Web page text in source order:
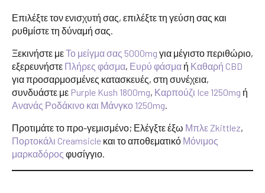
Επιλέξτε τον ενισχυτή σας, επιλέξτε τη γεύση σας και
ρυθμίστε τη δύναμή σας.
Ξεκινήστε μεΤο μείγμα σας 5000mg για μέγιστο περιθώριο,
εξερευνήστε Πλήρες φάσμα, Ευρύ φάσμα ή Καθαρή CBD
για προσαρμοσμένες κατασκευές, στη συνέχεια,
συνδυάστε με Purple Kush 1800mg, Καρπούζι Ice 1250mg ή
Ανανάς Ροδάκινο και Μάνγκο 1250mg.
Προτιμάτε το προ-γεμισμένο; Ελέγξτε έξω Μπλε Zkittlez,
Πορτοκάλι Creamsicle και το αποθεματικό Μόνιμος
μαρκαδόρος φυσίγγιο.